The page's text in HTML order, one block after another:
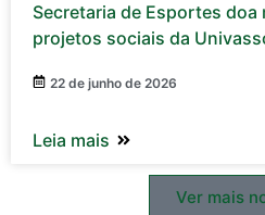
Secretaria de Esportes
projetos sociais da
22 de junho de 2026
Leia mais
Ver mais